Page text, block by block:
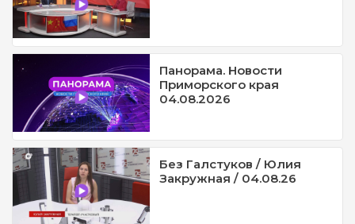
Панорама. Новости
Приморского края
04.08.2026
Без Галстуков / Юлия
Закружная / 04.08.26